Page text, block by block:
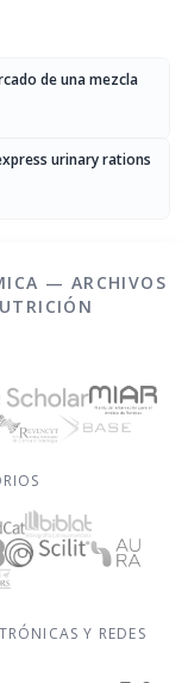
de una mezcla
urinary rations
— ARCHIVOS
Y REDES